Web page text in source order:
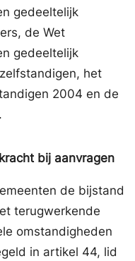
gedeeltelijk
de Wet
gedeeltelijk
het
2004 en de
bij aanvragen
de bijstand
terugwerkende
omstandigheden
in artikel 44, lid